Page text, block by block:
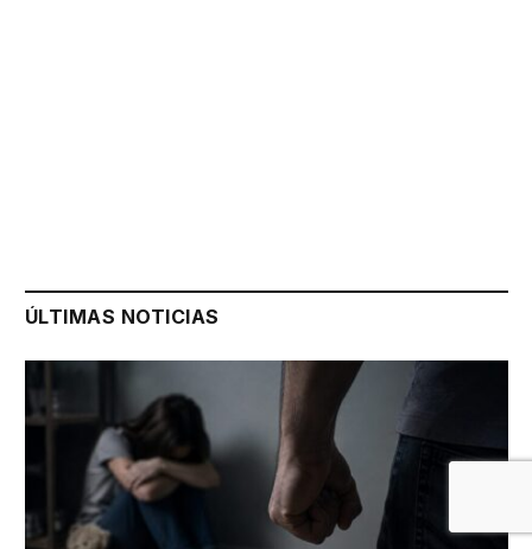
ÚLTIMAS NOTICIAS